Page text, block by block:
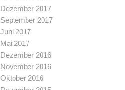
Dezember 2017
September 2017
Juni 2017
Mai 2017
Dezember 2016
November 2016
Oktober 2016